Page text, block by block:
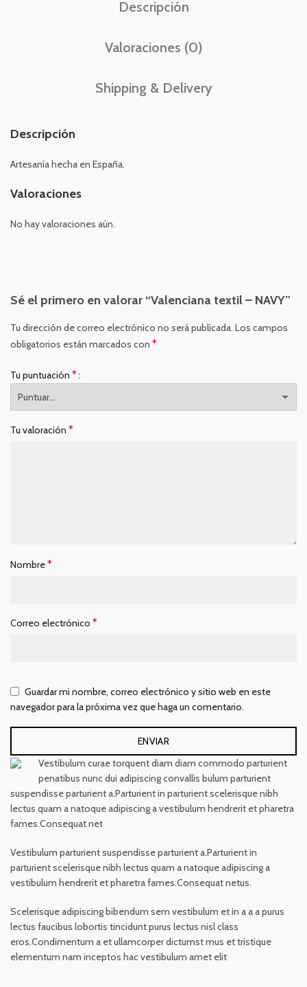
Descripción
Valoraciones (0)
Shipping & Delivery
Descripción
Artesanía hecha en España.
Valoraciones
No hay valoraciones aún.
Sé el primero en valorar “Valenciana textil – NAVY”
Tu dirección de correo electrónico no será publicada. Los campos
obligatorios están marcados con *
Tu puntuación *
Tu valoración *
Nombre*
Correo electrónico *
Guardar mi nombre, correo electrónico y sitio web en este
navegador para la próxima vez que haga un comentario.
Vestibulum curae torquent diam diam commodo parturient
penatibus nunc dui adipiscing convallis bulum parturient
suspendisse parturient a.Parturient in parturient scelerisque nibh
lectus quam a natoque adipiscing a vestibulum hendrerit et pharetra
fames.Consequat net
Vestibulum parturient suspendisse parturient a.Parturient in
parturient scelerisque nibh lectus quam a natoque adipiscing a
vestibulum hendrerit et pharetra fames.Consequat netus.
Scelerisque adipiscing bibendum sem vestibulum et in a a a purus
lectus faucibus lobortis tincidunt purus lectus nisl class
eros.Condimentum a et ullamcorper dictumst mus et tristique
elementum nam inceptos hac vestibulum amet elit